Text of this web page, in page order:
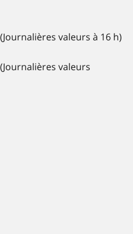
valeurs à 16 h)
valeurs